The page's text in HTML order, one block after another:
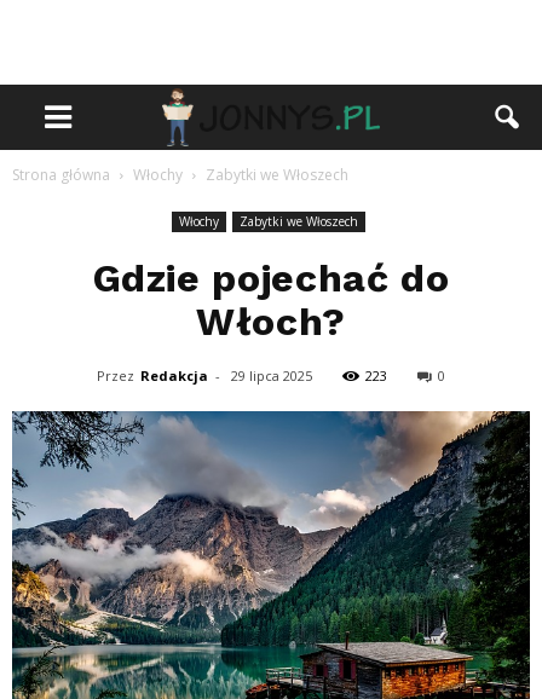
Strona główna Włochy Zabytki we Włoszech
Włochy Zabytki we Włoszech
Gdzie pojechać do
Włoch?
Przez Redakcja - 29 lipca 2025 223 0